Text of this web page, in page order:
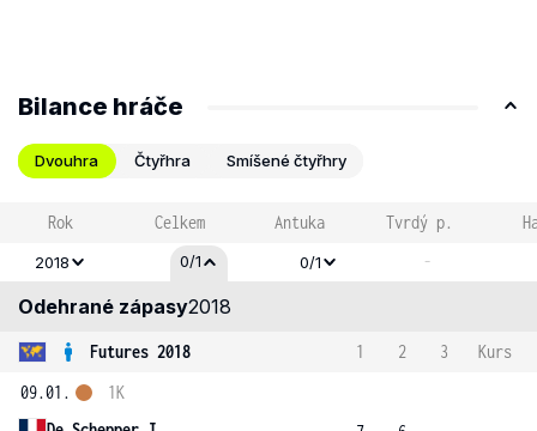
Bilance hráče
Dvouhra Čtyřhra Smíšené čtyřhry
Rok Celkem Antuka Tvrdý p.
2018 0/1 0/1 -
Odehrané zápasy2018
Futures 2018 1 2 3
Kurs
09.01.
1K